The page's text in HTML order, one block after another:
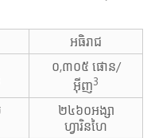
អធិរាជ
០,៣០៥ ផោន/
អ៊ីញ3
២៤៦០អង្សា
ហ្វារិនហៃ